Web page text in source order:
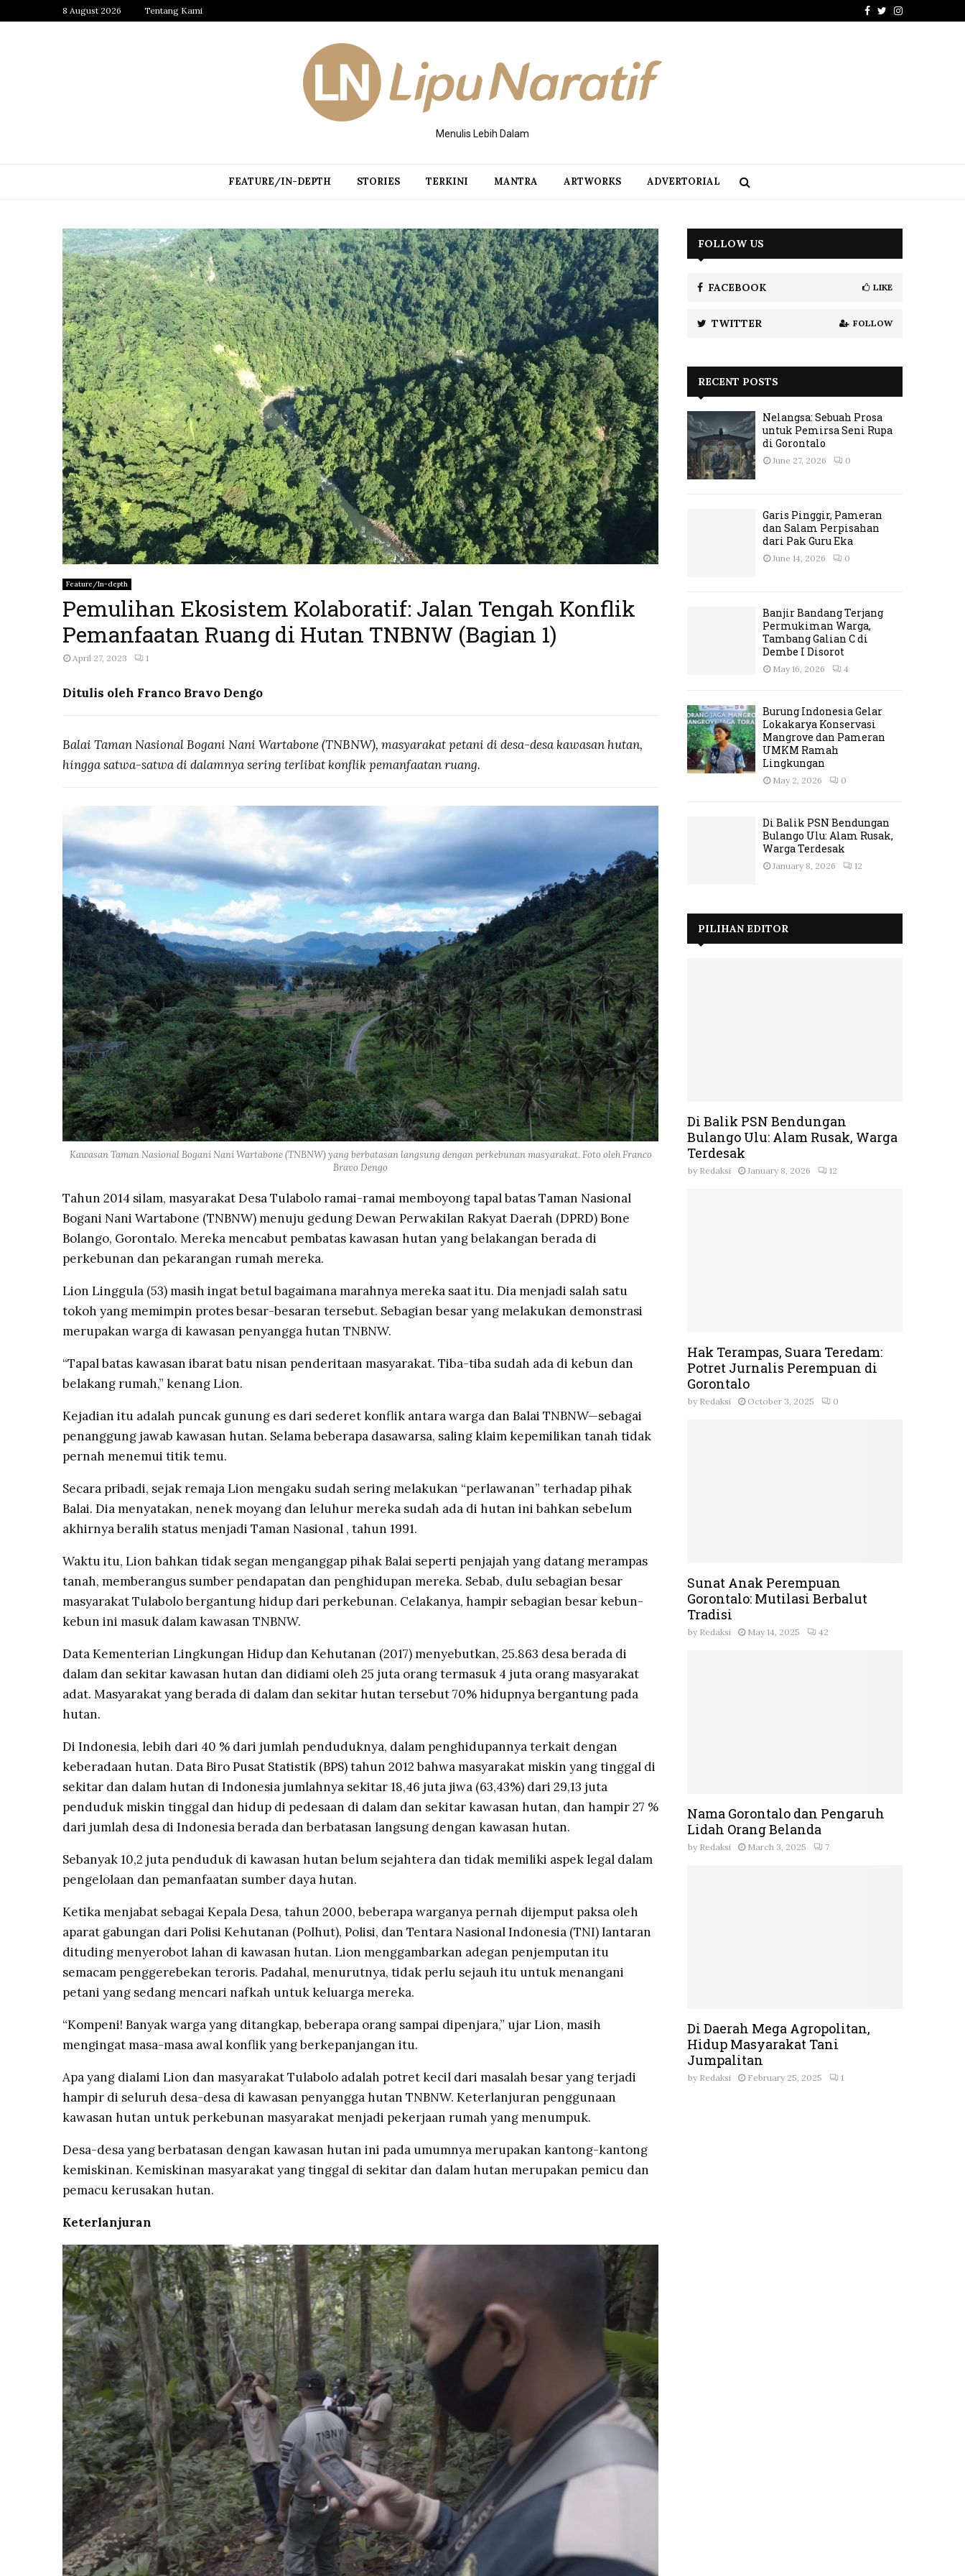
8 August 2026 Tentang Kami Facebook
Twitter
Instagram
Menulis Lebih Dalam
FEATURE/IN-DEPTH STORIES TERKINI MANTRA ARTWORKS ADVERTORIAL
Feature/In-depth
Pemulihan Ekosistem Kolaboratif: Jalan Tengah Konflik
Pemanfaatan Ruang di Hutan TNBNW (Bagian 1)
April 27, 2023 1
Ditulis oleh Franco Bravo Dengo
Balai Taman Nasional Bogani Nani Wartabone (TNBNW), masyarakat petani di desa-desa kawasan hutan,
hingga satwa-satwa di dalamnya sering terlibat konflik pemanfaatan ruang.
Kawasan Taman Nasional Bogani Nani Wartabone (TNBNW) yang berbatasan langsung dengan perkebunan masyarakat. Foto oleh Franco
Bravo Dengo
Tahun 2014 silam, masyarakat Desa Tulabolo ramai-ramai memboyong tapal batas Taman Nasional
Bogani Nani Wartabone (TNBNW) menuju gedung Dewan Perwakilan Rakyat Daerah (DPRD) Bone
Bolango, Gorontalo. Mereka mencabut pembatas kawasan hutan yang belakangan berada di
perkebunan dan pekarangan rumah mereka.
Lion Linggula (53) masih ingat betul bagaimana marahnya mereka saat itu. Dia menjadi salah satu
tokoh yang memimpin protes besar-besaran tersebut. Sebagian besar yang melakukan demonstrasi
merupakan warga di kawasan penyangga hutan TNBNW.
“Tapal batas kawasan ibarat batu nisan penderitaan masyarakat. Tiba-tiba sudah ada di kebun dan
belakang rumah,” kenang Lion.
Kejadian itu adalah puncak gunung es dari sederet konflik antara warga dan Balai TNBNW—sebagai
penanggung jawab kawasan hutan. Selama beberapa dasawarsa, saling klaim kepemilikan tanah tidak
pernah menemui titik temu.
Secara pribadi, sejak remaja Lion mengaku sudah sering melakukan “perlawanan” terhadap pihak
Balai. Dia menyatakan, nenek moyang dan leluhur mereka sudah ada di hutan ini bahkan sebelum
akhirnya beralih status menjadi Taman Nasional , tahun 1991.
Waktu itu, Lion bahkan tidak segan menganggap pihak Balai seperti penjajah yang datang merampas
tanah, memberangus sumber pendapatan dan penghidupan mereka. Sebab, dulu sebagian besar
masyarakat Tulabolo bergantung hidup dari perkebunan. Celakanya, hampir sebagian besar kebun-
kebun ini masuk dalam kawasan TNBNW.
Data Kementerian Lingkungan Hidup dan Kehutanan (2017) menyebutkan, 25.863 desa berada di
dalam dan sekitar kawasan hutan dan didiami oleh 25 juta orang termasuk 4 juta orang masyarakat
adat. Masyarakat yang berada di dalam dan sekitar hutan tersebut 70% hidupnya bergantung pada
hutan.
Di Indonesia, lebih dari 40 % dari jumlah penduduknya, dalam penghidupannya terkait dengan
keberadaan hutan. Data Biro Pusat Statistik (BPS) tahun 2012 bahwa masyarakat miskin yang tinggal di
sekitar dan dalam hutan di Indonesia jumlahnya sekitar 18,46 juta jiwa (63,43%) dari 29,13 juta
penduduk miskin tinggal dan hidup di pedesaan di dalam dan sekitar kawasan hutan, dan hampir 27 %
dari jumlah desa di Indonesia berada dan berbatasan langsung dengan kawasan hutan.
Sebanyak 10,2 juta penduduk di kawasan hutan belum sejahtera dan tidak memiliki aspek legal dalam
pengelolaan dan pemanfaatan sumber daya hutan.
Ketika menjabat sebagai Kepala Desa, tahun 2000, beberapa warganya pernah dijemput paksa oleh
aparat gabungan dari Polisi Kehutanan (Polhut), Polisi, dan Tentara Nasional Indonesia (TNI) lantaran
dituding menyerobot lahan di kawasan hutan. Lion menggambarkan adegan penjemputan itu
semacam penggerebekan teroris. Padahal, menurutnya, tidak perlu sejauh itu untuk menangani
petani yang sedang mencari nafkah untuk keluarga mereka.
“Kompeni! Banyak warga yang ditangkap, beberapa orang sampai dipenjara,” ujar Lion, masih
mengingat masa-masa awal konflik yang berkepanjangan itu.
Apa yang dialami Lion dan masyarakat Tulabolo adalah potret kecil dari masalah besar yang terjadi
hampir di seluruh desa-desa di kawasan penyangga hutan TNBNW. Keterlanjuran penggunaan
kawasan hutan untuk perkebunan masyarakat menjadi pekerjaan rumah yang menumpuk.
Desa-desa yang berbatasan dengan kawasan hutan ini pada umumnya merupakan kantong-kantong
kemiskinan. Kemiskinan masyarakat yang tinggal di sekitar dan dalam hutan merupakan pemicu dan
pemacu kerusakan hutan.
Keterlanjuran
FOLLOW US
FACEBOOK LIKE
TWITTER FOLLOW
RECENT POSTS
Nelangsa: Sebuah Prosa
untuk Pemirsa Seni Rupa
di Gorontalo
June 27, 2026 0
Garis Pinggir, Pameran
dan Salam Perpisahan
dari Pak Guru Eka
June 14, 2026 0
Banjir Bandang Terjang
Permukiman Warga,
Tambang Galian C di
Dembe I Disorot
May 16, 2026 4
Burung Indonesia Gelar
Lokakarya Konservasi
Mangrove dan Pameran
UMKM Ramah
Lingkungan
May 2, 2026 0
Di Balik PSN Bendungan
Bulango Ulu: Alam Rusak,
Warga Terdesak
January 8, 2026 12
PILIHAN EDITOR
Di Balik PSN Bendungan
Bulango Ulu: Alam Rusak, Warga
Terdesak
by Redaksi January 8, 2026 12
Hak Terampas, Suara Teredam:
Potret Jurnalis Perempuan di
Gorontalo
by Redaksi October 3, 2025 0
Sunat Anak Perempuan
Gorontalo: Mutilasi Berbalut
Tradisi
by Redaksi May 14, 2025 42
Nama Gorontalo dan Pengaruh
Lidah Orang Belanda
by Redaksi March 3, 2025 7
Di Daerah Mega Agropolitan,
Hidup Masyarakat Tani
Jumpalitan
by Redaksi February 25, 2025 1